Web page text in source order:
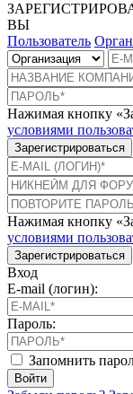
ВЫ
Пользователь
Нажимая кнопку
условиями
Зарегистрироваться
Нажимая кнопку
условиями
Зарегистрироваться
Вход
E-mail (логин):
Пароль:
Запомнить
Войти